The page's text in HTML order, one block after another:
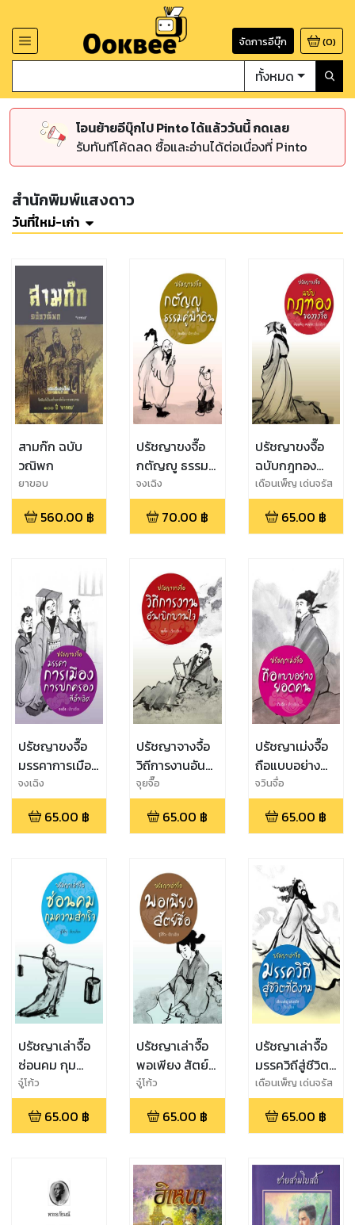
จัดการอีบุ๊ก (0)
ทั้งหมด
โอนย้ายอีบุ๊กไป Pinto ได้แล้ววันนี้ กดเลย
รับทันทีโค้ดลด ซื้อและอ่านได้ต่อเนื่องที่ Pinto
สำนักพิมพ์แสงดาว
วันที่ใหม่-เก่า
สามก๊ก ฉบับ
วณิพก
ยาขอบ
560.00 ฿
ปรัชญาขงจื๊อ
กตัญญู ธรรมคู่
ฟ้าดิน
จงเฉิง
70.00 ฿
ปรัชญาขงจื๊อ
ฉบับกฎทอง
ของขงจื๊อ
เดือนเพ็ญ เด่นจรัส
65.00 ฿
ปรัชญาขงจื๊อ
มรรคาการเมือง
การปกครองที่
ล้ำเลิศ
จงเฉิง
65.00 ฿
ปรัชญาจางจื้อ
วิถีการงานอัน
เบิกบานใจ
จุยจื๊อ
65.00 ฿
ปรัชญาเม่งจื๊อ
ถือแบบอย่าง
ยอดคน
จวินจื่อ
65.00 ฿
ปรัชญาเล่าจื๊อ
ซ่อนคม กุม
ความสำเร็จ
จู๋โก้ว
65.00 ฿
ปรัชญาเล่าจื๊อ
พอเพียง สัตย์
ซื่อ
จู๋โก้ว
65.00 ฿
ปรัชญาเล่าจื๊อ
มรรควิถีสู่ชีวิตที่
ดีงาม
เดือนเพ็ญ เด่นจรัส
65.00 ฿